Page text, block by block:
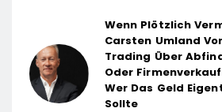
Wenn Plötzlich
Carsten Umland
Trading Über
Oder
Wer Das Geld
Sollte